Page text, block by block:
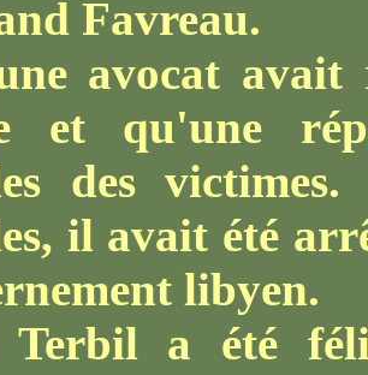
Favreau.
avocat avait
et qu'une
des
il avait été
libyen.
Terbil a été